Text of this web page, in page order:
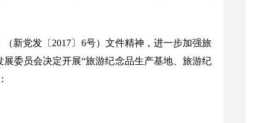
新党发〔2017〕6号）文件精神，进一步加强旅
委员会决定开展“旅游纪念品生产基地、旅游纪